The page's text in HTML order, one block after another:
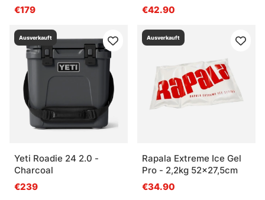
€179
€42.90
Ausverkauft
Yeti Roadie 24 2.0 -
Charcoal
€239
Ausverkauft
Rapala Extreme Ice Gel
Pro - 2,2kg 52x27,5cm
€34.90